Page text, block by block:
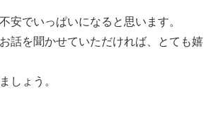
安でいっぱいになると思います。
話を聞かせていただければ、とても嬉
しょう。